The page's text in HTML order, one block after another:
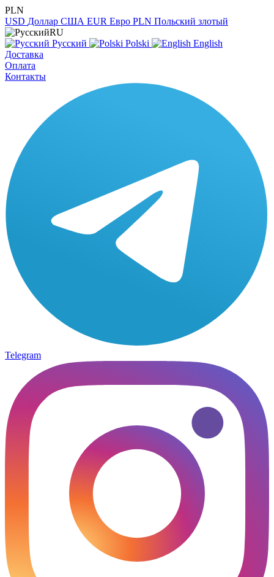
PLN
USD Доллар США EUR Евро PLN Польский злотый
RU
Русский
Polski
English
Доставка
Оплата
Контакты
Telegram